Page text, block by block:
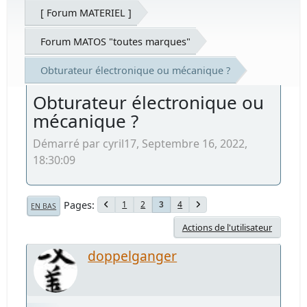
[ Forum MATERIEL ]
Forum MATOS "toutes marques"
Obturateur électronique ou mécanique ?
Obturateur électronique ou
mécanique ?
Démarré par cyril17, Septembre 16, 2022,
18:30:09
EN BAS Pages 1 2 3 4
Actions de l'utilisateur
doppelganger